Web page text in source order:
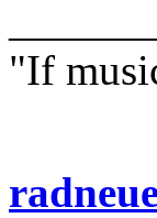
"If